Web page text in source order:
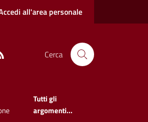
all'area personale
Cerca
Tutti gli
argomenti...